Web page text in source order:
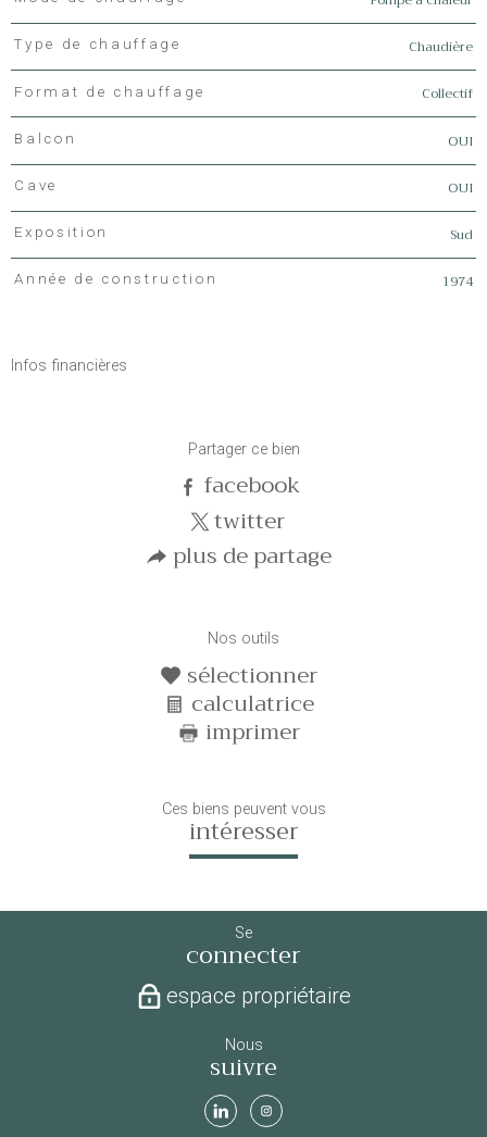
Type de chauffage Chaudière
Format de chauffage Collectif
Balcon OUI
Cave OUI
Exposition Sud
Année de construction 1974
Infos financières
Partager ce bien
facebook
twitter
plus de partage
Nos outils
sélectionner
calculatrice
imprimer
Ces biens peuvent vous
intéresser
Se
connecter
espace propriétaire
Nous
suivre